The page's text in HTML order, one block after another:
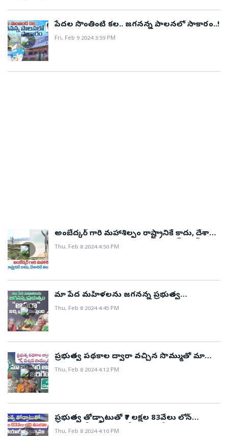
పేదల సొంతింటి కల.. జగనన్న పాలనలో సాకారం..!
Fri, Feb 9 2024 3:59 PM
అంబేద్కర్ ‌గారి మహాశిల్పం రాష్ట్రానికే కాదు, దేశానికే
తలమానికం..ఇది “స్టాట్యూ ఆఫ్‌ సోషల్‌ జస్టిస్‌’’
Thu, Feb 8 2024 4:50 PM
మా పేద మహిళలను జగనన్న ప్రభుత్వ
#YSRAasara నిచ్చి ప్రోత్సహిస్తుంది..!
Thu, Feb 8 2024 4:45 PM
ప్రభుత్వ పథకాల ద్వారా వచ్చిన సొమ్ముతో మా
వ్యాపార అభివృద్ధి జరిగింది..!
Thu, Feb 8 2024 4:12 PM
ప్రభుత్వ తోడ్పాటుతో ₹7 లక్షల 83వేలు లోన్
తీసుకొని స్వీట్స్ తయారీ వ్యాపారం చేస్తున్నాము..!
Thu, Feb 8 2024 4:10 PM